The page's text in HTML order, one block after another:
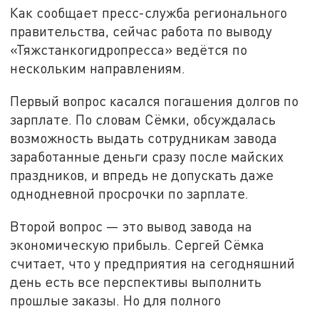
Как сообщает пресс-служба регионального
правительства, сейчас работа по выводу
«Тяжстанкогидропресса» ведётся по
нескольким направлениям.
Первый вопрос касался погашения долгов по
зарплате. По словам Сёмки, обсуждалась
возможность выдать сотрудникам завода
заработанные деньги сразу после майских
праздников, и впредь не допускать даже
однодневной просрочки по зарплате.
Второй вопрос — это вывод завода на
экономическую прибыль. Сергей Сёмка
считает, что у предприятия на сегодняшний
день есть все перспективы выполнить
прошлые заказы. Но для полного